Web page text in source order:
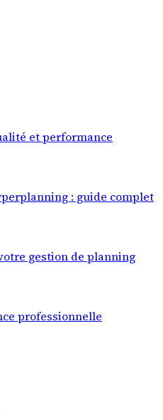
et performance
: guide complet
gestion de planning
professionnelle